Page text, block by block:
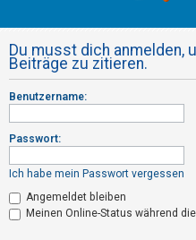
e
l
d
e
n
R
e
Du musst dich anmelden,
Beiträge zu zitieren.
Benutzername:
Passwort:
Ich habe mein Passwort vergessen
Angemeldet bleiben
Meinen Online-Status während